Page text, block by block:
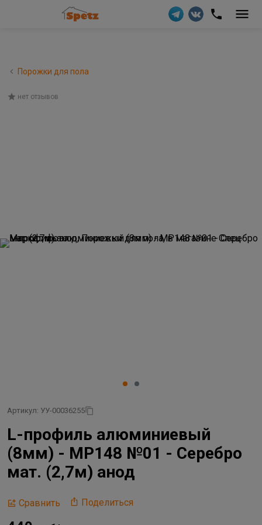
Порожки для пола
нет отзывов
Артикул: УУ-00036255
L-профиль алюминиевый
(8мм) - МР148 №01 - Серебро
мат. (2,7м) анод
Сравнить Поделиться